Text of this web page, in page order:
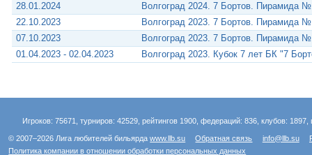
28.01.2024
Волгоград 2024. 7 Бортов. Пирамида
22.10.2023
Волгоград 2023. 7 Бортов. Пирамида
07.10.2023
Волгоград 2023. 7 Бортов. Пирамида №
01.04.2023 - 02.04.2023
Волгоград 2023. Кубок 7 лет БК "7
Игроков: 75671, турниров: 42529, рейтингов 1900, федераций: 836, клубов:
© 2007–2026 Лига любителей бильярдаwww.llb.su Обратная связь info@llb.su
Политика компании в отношении обработки персональных данных